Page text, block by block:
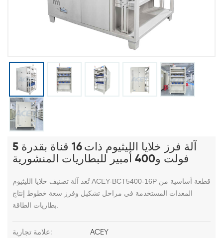
آلة فرز خلايا الليثيوم ذات 16 قناة بقدرة 5
فولت و400 أمبير للبطاريات المنشورية
تُعد آلة تصنيف خلايا الليثيوم ACEY-BCT5400-16P قطعة أساسية من
المعدات المستخدمة في مراحل تشكيل وفرز سعة خطوط إنتاج
بطاريات الطاقة.
علامة تجارية: ACEY